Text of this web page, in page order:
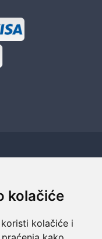
kolačiće
kolačiće i